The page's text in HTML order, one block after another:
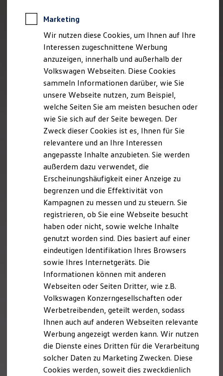
Rekuperation
Laden unterwegs
Laden Zuhause
Ladestationen finden
Ladezeitensimulator
Batterie
Sicherheit
Nachhaltigkeit
Technologie
Kosten und Kauf
Kaufoptionen
E-Auto-Förderung
Software und Konnektivität
Die ID. Software 6
ID. Software Versionen und Updates
Digitale Extras
Schnittstellen zu Ihrem ID.
Hybridautos
Marke und Erlebnis
Volkswagen R und R Experience
R-Modelle
R Experience
Driving Experience
Volkswagen entdecken
Werkbesichtigung
Lifestyle Shop
T-Roc Kollektion
Golf Kollektion
ID. Kollektion
Volkswagen Kollektion
R-Kollektion
GTI Kollektion
Fußball Drop
we drive football
#wedriveproud
Besitzer und Service
Marketing
Wir nutzen diese Cookies, um Ihnen auf Ihre
Interessen zugeschnittene Werbung
anzuzeigen, innerhalb und außerhalb der
Volkswagen Webseiten. Diese Cookies
sammeln Informationen darüber, wie Sie
unsere Webseite nutzen, zum Beispiel,
welche Seiten Sie am meisten besuchen oder
wie Sie sich auf der Seite bewegen. Der
Zweck dieser Cookies ist es, Ihnen für Sie
relevantere und an Ihre Interessen
angepasste Inhalte anzubieten. Sie werden
außerdem dazu verwendet, die
Erscheinungshäufigkeit einer Anzeige zu
begrenzen und die Effektivität von
Kampagnen zu messen und zu steuern. Sie
registrieren, ob Sie eine Webseite besucht
haben oder nicht, sowie welche Inhalte
genutzt worden sind. Dies basiert auf einer
eindeutigen Identifikation Ihres Browsers
sowie Ihres Internetgeräts. Die
Informationen können mit anderen
Webseiten oder Seiten Dritter, wie z.B.
Volkswagen Konzerngesellschaften oder
Werbetreibenden, geteilt werden, sodass
Ihnen auch auf anderen Webseiten relevante
Werbung angezeigt werden kann. Wir nutzen
die Dienste eines Dritten für die Verarbeitung
solcher Daten zu Marketing Zwecken. Diese
Cookies werden, soweit dies zweckdienlich